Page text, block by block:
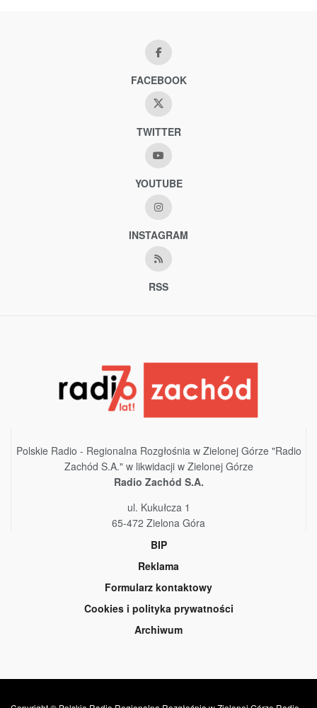
FACEBOOK
TWITTER
YOUTUBE
INSTAGRAM
RSS
Polskie Radio - Regionalna Rozgłośnia w Zielonej Górze "Radio
Zachód S.A." w likwidacji w Zielonej Górze
Radio Zachód S.A.
ul. Kukułcza 1
65-472 Zielona Góra
BIP
Reklama
Formularz kontaktowy
Cookies i polityka prywatności
Archiwum